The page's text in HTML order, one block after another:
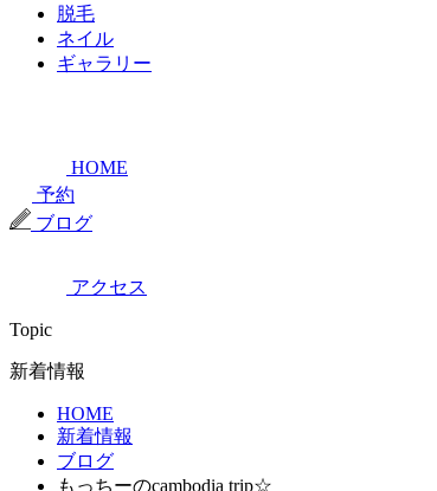
脱毛
ネイル
ギャラリー
HOME
予約
ブログ
アクセス
Topic
新着情報
HOME
新着情報
ブログ
もっちーのcambodia trip☆